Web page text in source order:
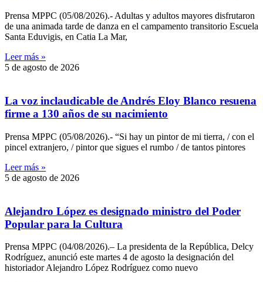
Prensa MPPC (05/08/2026).- Adultas y adultos mayores disfrutaron
de una animada tarde de danza en el campamento transitorio Escuela
Santa Eduvigis, en Catia La Mar,
Leer más »
5 de agosto de 2026
La voz inclaudicable de Andrés Eloy Blanco resuena
firme a 130 años de su nacimiento
Prensa MPPC (05/08/2026).- “Si hay un pintor de mi tierra, / con el
pincel extranjero, / pintor que sigues el rumbo / de tantos pintores
Leer más »
5 de agosto de 2026
Alejandro López es designado ministro del Poder
Popular para la Cultura
Prensa MPPC (04/08/2026).– La presidenta de la República, Delcy
Rodríguez, anunció este martes 4 de agosto la designación del
historiador Alejandro López Rodríguez como nuevo